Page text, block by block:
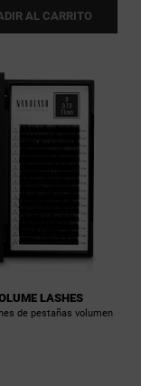
AL CARRITO
LASHES
de pestañas volumen